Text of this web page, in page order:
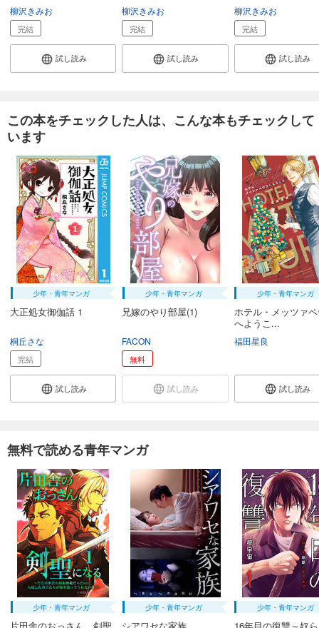
柳沢きみお
完結
試し読み
柳沢きみお
完結
試し読み
柳沢きみお
完結
試し読み
この本をチェックした人は、こんな本もチェックして
います
少年・青年マンガ
大正処女御伽話 1
桐丘さな
完結
試し読み
少年・青年マンガ
兄嫁のやり部屋(1)
FACON
無料
試し読み
少年・青年マンガ
ホテル・メッツァ
へようこ...
福田星良
試し読み
無料で読める青年マンガ
少年・青年マンガ
片田舎のおっさん、剣聖
少年・青年マンガ
シアワセな家族
少年・青年マンガ
16年目の復讐～奴